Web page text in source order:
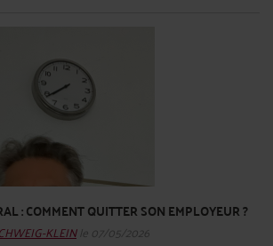
: COMMENT QUITTER SON EMPLOYEUR ?
KLEINle 07/05/2026